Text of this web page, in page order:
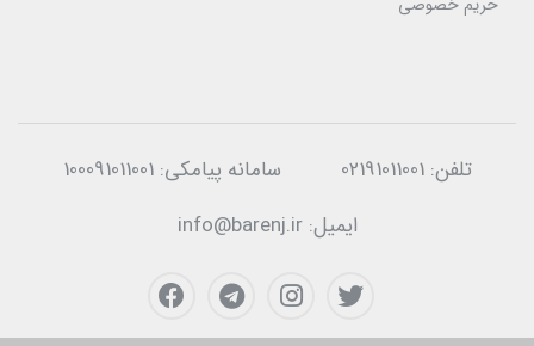
تلفن:02191011001 سامانه پیامکی:100091011001
ایمیل:info@barenj.ir